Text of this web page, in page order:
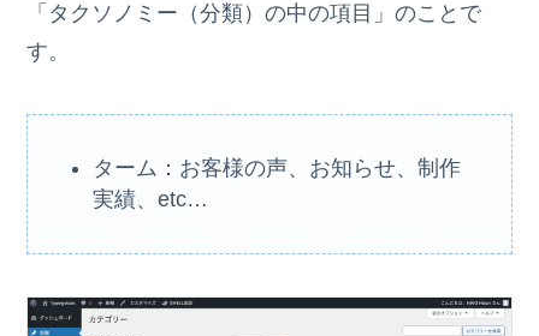
「タクソノミー（分類）の中の項目」のことで
す。
ターム：お客様の声、お知らせ、制作
実績、etc…